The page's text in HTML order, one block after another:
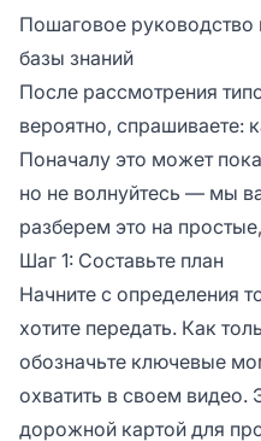
Пошаговое
базы знаний
После рассмотрения
вероятно, спрашиваете:
Поначалу это может
но не волнуйтесь — мы
разберем это на
Шаг 1: Составьте план
Начните с определения
хотите передать. Как
обозначьте ключевые
охватить в своем видео.
дорожной картой для